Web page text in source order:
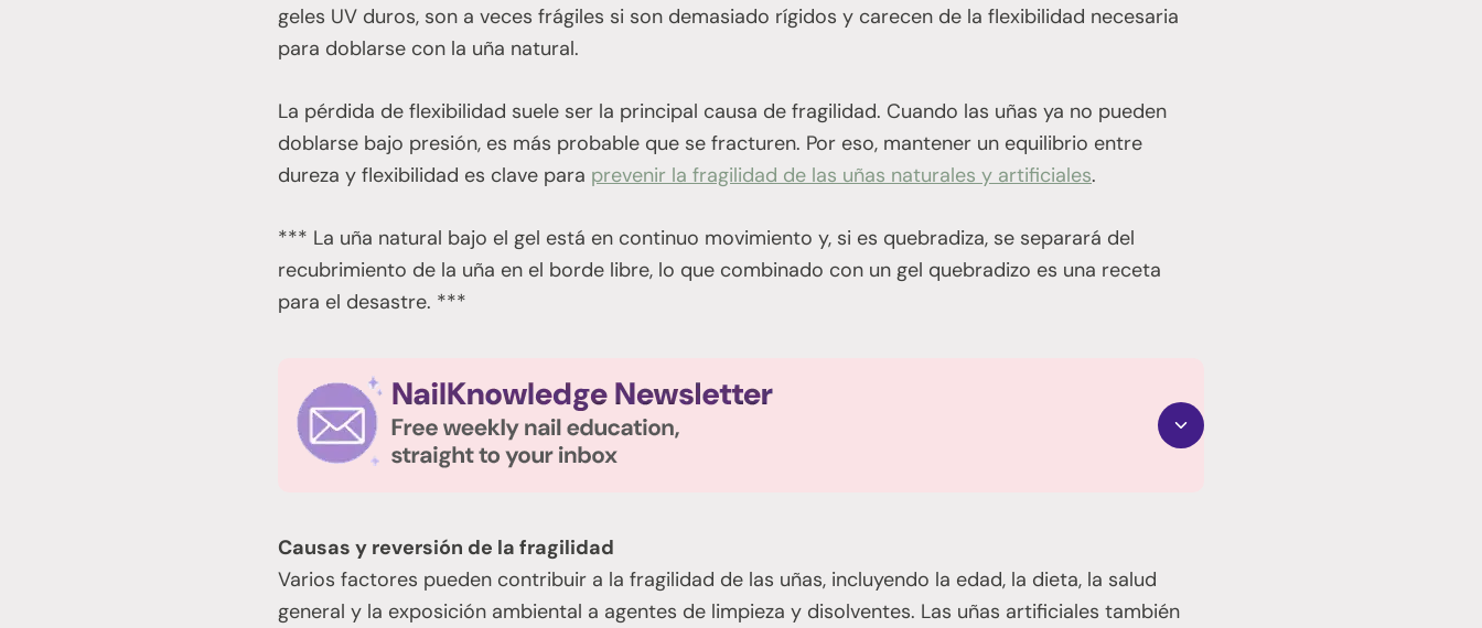
geles UV duros, son a veces frágiles si son demasiado rígidos y carecen de la flexibilidad necesaria
para doblarse con la uña natural.
La pérdida de flexibilidad suele ser la principal causa de fragilidad. Cuando las uñas ya no pueden
doblarse bajo presión, es más probable que se fracturen. Por eso, mantener un equilibrio entre
dureza y flexibilidad es clave para prevenir la fragilidad de las uñas naturales y artificiales.
*** La uña natural bajo el gel está en continuo movimiento y, si es quebradiza, se separará del
recubrimiento de la uña en el borde libre, lo que combinado con un gel quebradizo es una receta
para el desastre. ***
Causas y reversión de la fragilidad
Varios factores pueden contribuir a la fragilidad de las uñas, incluyendo la edad, la dieta, la salud
general y la exposición ambiental a agentes de limpieza y disolventes. Las uñas artificiales también